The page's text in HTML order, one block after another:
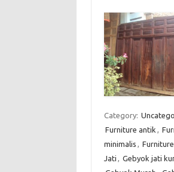
Category:
Furniture antik ,
minimalis ,
Jati , Gebyok jati